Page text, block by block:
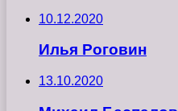
10.12.2020
Илья Роговин
13.10.2020